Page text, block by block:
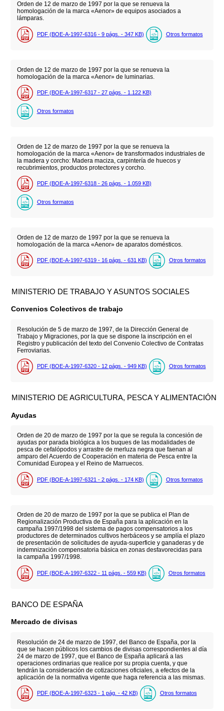
Orden de 12 de marzo de 1997 por la que se renueva la
homologación de la marca «Aenor» de equipos asociados a
lámparas.
PDF (BOE-A-1997-6316 - 9 págs. - 347 KB) Otros formatos
Orden de 12 de marzo de 1997 por la que se renueva la
homologación de la marca «Aenor» de luminarias.
PDF (BOE-A-1997-6317 - 27 págs. - 1.122 KB)
Otros formatos
Orden de 12 de marzo de 1997 por la que se renueva la
homologación de la marca «Aenor» de transformados industriales de
la madera y corcho: Madera maciza, carpintería de huecos y
recubrimientos, productos protectores y corcho.
PDF (BOE-A-1997-6318 - 26 págs. - 1.059 KB)
Otros formatos
Orden de 12 de marzo de 1997 por la que se renueva la
homologación de la marca «Aenor» de aparatos domésticos.
PDF (BOE-A-1997-6319 - 16 págs. - 631 KB) Otros formatos
MINISTERIO DE TRABAJO Y ASUNTOS SOCIALES
Convenios Colectivos de trabajo
Resolución de 5 de marzo de 1997, de la Dirección General de
Trabajo y Migraciones, por la que se dispone la inscripción en el
Registro y publicación del texto del Convenio Colectivo de Contratas
Ferroviarias.
PDF (BOE-A-1997-6320 - 12 págs. - 949 KB) Otros formatos
MINISTERIO DE AGRICULTURA, PESCA Y ALIMENTACIÓN
Ayudas
Orden de 20 de marzo de 1997 por la que se regula la concesión de
ayudas por parada biológica a los buques de las modalidades de
pesca de cefalópodos y arrastre de merluza negra que faenan al
amparo del Acuerdo de Cooperación en materia de Pesca entre la
Comunidad Europea y el Reino de Marruecos.
PDF (BOE-A-1997-6321 - 2 págs. - 174 KB) Otros formatos
Orden de 20 de marzo de 1997 por la que se publica el Plan de
Regionalización Productiva de España para la aplicación en la
campaña 1997/1998 del sistema de pagos compensatorios a los
productores de determinados cultivos herbáceos y se amplía el plazo
de presentación de solicitudes de ayuda-superficie y ganaderas y de
indemnización compensatoria básica en zonas desfavorecidas para
la campaña 1997/1998.
PDF (BOE-A-1997-6322 - 11 págs. - 559 KB) Otros formatos
BANCO DE ESPAÑA
Mercado de divisas
Resolución de 24 de marzo de 1997, del Banco de España, por la
que se hacen públicos los cambios de divisas correspondientes al día
24 de marzo de 1997, que el Banco de España aplicará a las
operaciones ordinarias que realice por su propia cuenta, y que
tendrán la consideración de cotizaciones oficiales, a efectos de la
aplicación de la normativa vigente que haga referencia a las mismas.
PDF (BOE-A-1997-6323 - 1 pág. - 42 KB) Otros formatos